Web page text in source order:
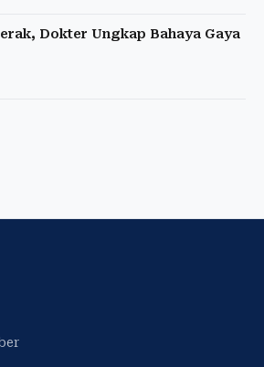
Dokter Ungkap Bahaya Gaya